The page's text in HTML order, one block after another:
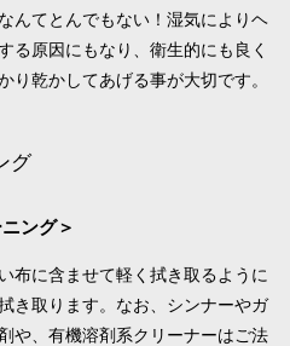
んてとんでもない！湿気によりヘ
る原因にもなり、衛生的にも良く
り乾かしてあげる事が大切です。
グ
ング＞
布に含ませて軽く拭き取るように
き取ります。なお、シンナーやガ
や、有機溶剤系クリーナーはご法